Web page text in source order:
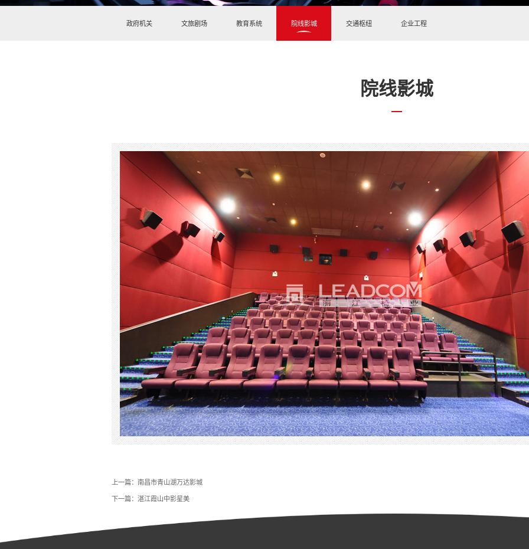
政府机关 文旅剧场 教育系统 院线影城 交通枢纽 企业工程
院线影城
上一篇：南昌市青山湖万达影城
下一篇：湛江霞山中影星美